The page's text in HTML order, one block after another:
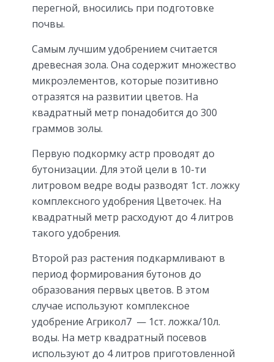
перегной, вносились при подготовке
почвы.
Самым лучшим удобрением считается
древесная зола. Она содержит множество
микроэлементов, которые позитивно
отразятся на развитии цветов. На
квадратный метр понадобится до 300
граммов золы.
Первую подкормку астр проводят до
бутонизации. Для этой цели в 10-ти
литровом ведре воды разводят 1ст. ложку
комплексного удобрения Цветочек. На
квадратный метр расходуют до 4 литров
такого удобрения.
Второй раз растения подкармливают в
период формирования бутонов до
образования первых цветов. В этом
случае используют комплексное
удобрение Агрикол7 — 1ст. ложка/10л.
воды. На метр квадратный посевов
используют до 4 литров приготовленной